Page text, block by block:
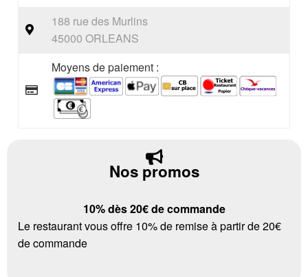
188 rue des Murlins
45000 ORLEANS
Moyens de paiement :
Nos promos
10% dès 20€ de commande
Le restaurant vous offre 10% de remise à partir de 20€
de commande